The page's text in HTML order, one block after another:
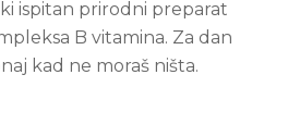
ispitan prirodni preparat
B vitamina. Za dan
kad ne moraš ništa.